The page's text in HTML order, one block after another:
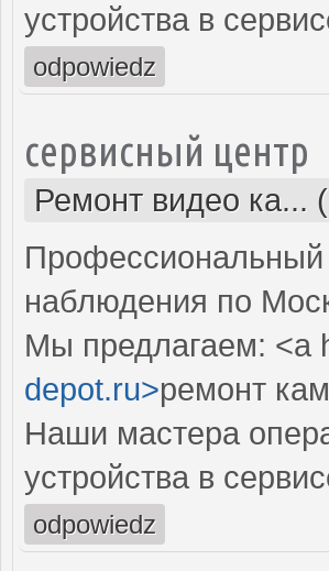
устройства в
odpowiedz
сервисный центр
Ремонт видео ка...
Профессиональный
наблюдения по
Мы предлагаем: <a
depot.ru>ремонт
Наши мастера
устройства в
odpowiedz